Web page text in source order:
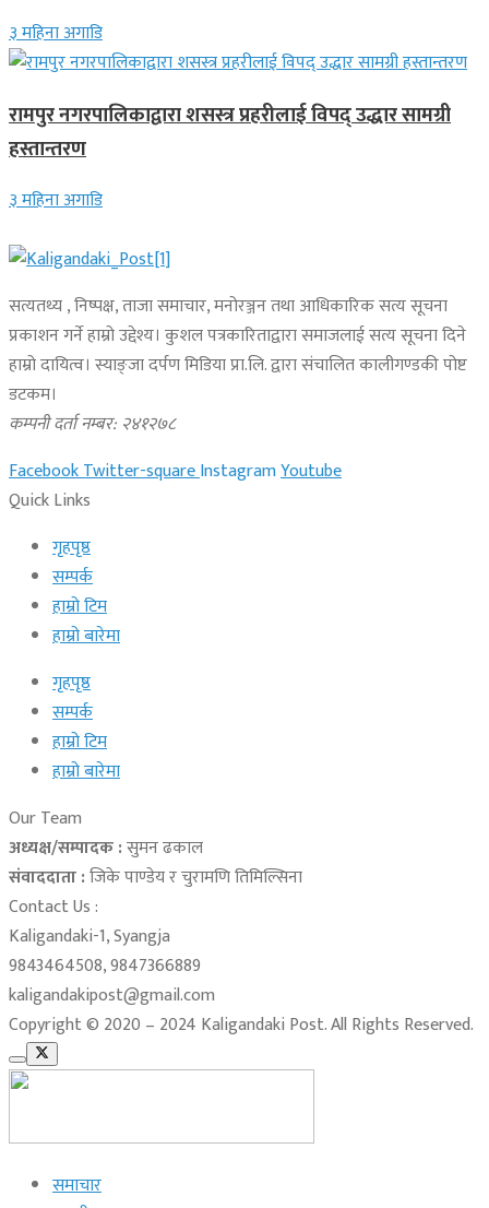
३ महिना अगाडि
रामपुर नगरपालिकाद्वारा शसस्त्र प्रहरीलाई विपद् उद्धार सामग्री
हस्तान्तरण
३ महिना अगाडि
सत्यतथ्य , निष्पक्ष, ताजा समाचार, मनोरञ्जन तथा आधिकारिक सत्य सूचना
प्रकाशन गर्ने हाम्रो उद्देश्य। कुशल पत्रकारिताद्वारा समाजलाई सत्य सूचना दिने
हाम्रो दायित्व। स्याङ्जा दर्पण मिडिया प्रा.लि. द्वारा संचालित कालीगण्डकी पोष्ट
डटकम।
कम्पनी दर्ता नम्बर: २४१२७८
FacebookTwitter-squareInstagramYoutube
Quick Links
गृहपृष्ठ
सम्पर्क
हाम्रो टिम
हाम्रो बारेमा
गृहपृष्ठ
सम्पर्क
हाम्रो टिम
हाम्रो बारेमा
Our Team
अध्यक्ष/सम्पादक :सुमन ढकाल
संवाददाता :जिके पाण्डेय र चुरामणि तिमिल्सिना
Contact Us :
Kaligandaki-1, Syangja
9843464508, 9847366889
kaligandakipost@gmail.com
Copyright © 2020 – 2024 Kaligandaki Post. All Rights Reserved.
समाचार